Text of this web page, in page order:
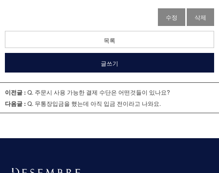
수정 삭제
목록
글쓰기
이전글 : Q. 주문시 사용 가능한 결제 수단은 어떤것들이 있나요?
다음글 : Q. 무통장입금을 했는데 아직 입금 전이라고 나와요.